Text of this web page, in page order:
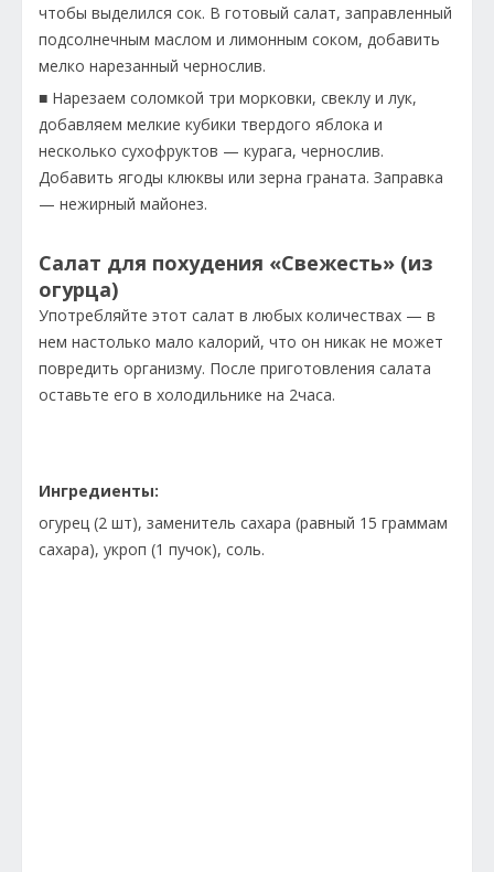
чтобы выделился сок. В готовый салат, заправленный
подсолнечным маслом и лимонным соком, добавить
мелко нарезанный чернослив.
■ Нарезаем соломкой три морковки, свеклу и лук,
добавляем мелкие кубики твердого яблока и
несколько сухофруктов — курага, чернослив.
Добавить ягоды клюквы или зерна граната. Заправка
— нежирный майонез.
Салат для похудения «Свежесть» (из
огурца)
Употребляйте этот салат в любых количествах — в
нем настолько мало калорий, что он никак не может
повредить организму. После приготовления салата
оставьте его в холодильнике на 2часа.
Ингредиенты:
огурец (2 шт), заменитель сахара (равный 15 граммам
сахара), укроп (1 пучок), соль.